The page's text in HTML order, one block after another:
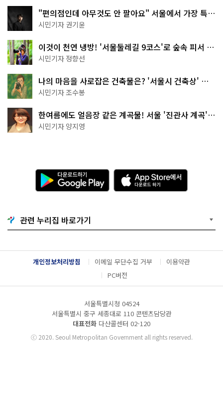
"편의점인데 아무것도 안 팔아요" 서울에서 가장 특별
한 편의점의 정체
시민기자 권기윤
이것이 천연 냉방! '서울둘레길 9코스'로 숲속 피서 떠
나볼까
시민기자 정향선
나의 마음을 사로잡은 건축물은? '서울시 건축상' 수
상작 공개!
시민기자 조수봉
한여름에도 얼음장 같은 계곡물! 서울 '진관사 계곡'이
천국이네~
시민기자 양지영
다
운
로
기
G
o
g
l
e
A
p
p
e
서
다
운
관련 누리집 바로가기
개인정보처리방침 이메일 무단수집 거부
이용약관
PC버전
서울특별시청 04524
서울특별시 중구 세종대로 110 콘텐츠담당관
대표전화 다산콜센터 02-120
ⓒ2020. Seoul Metropolitan Government all rights reserved.